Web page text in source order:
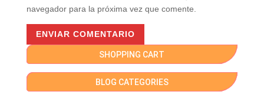
navegador para la próxima vez que comente.
SHOPPING CART
BLOG CATEGORIES